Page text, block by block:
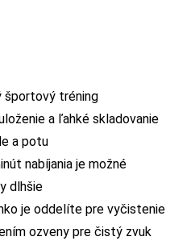
športový tréning
a ľahké skladovanie
a potu
nabíjania je možné
dlhšie
je oddelíte pre vyčistenie
ozveny pre čistý zvuk